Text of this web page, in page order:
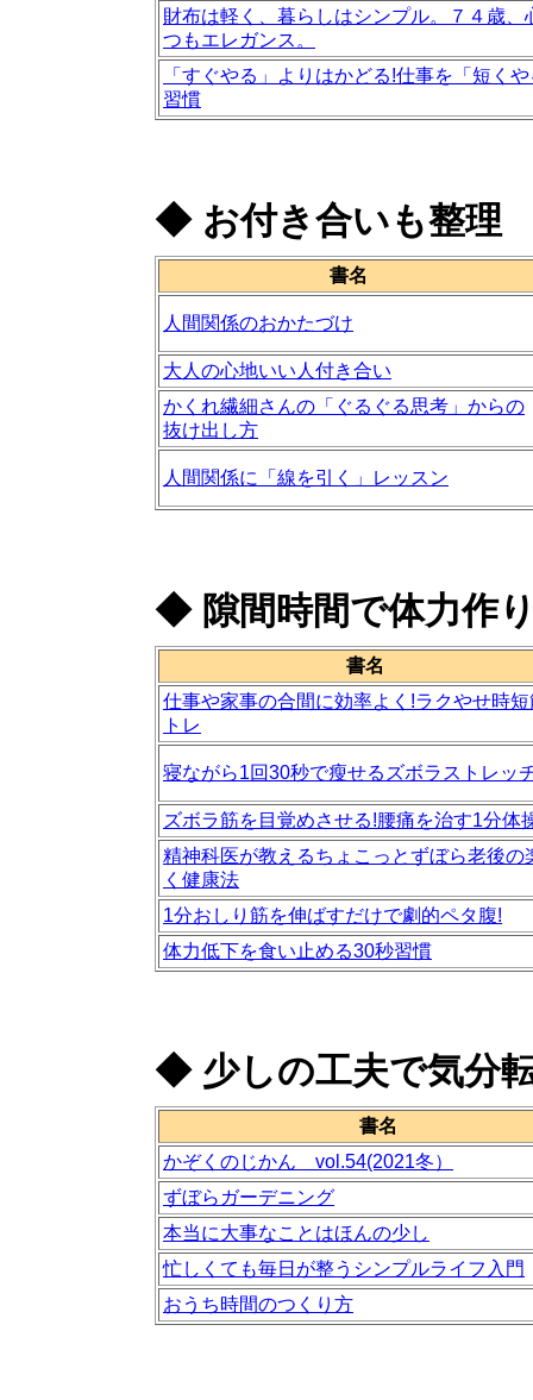
財布は軽く、暮らしはシンプル。７４歳、
つもエレガンス。
「すぐやる」よりはかどる!仕事を「短く
習慣
◆ お付き合いも整理
書名
人間関係のおかたづけ
大人の心地いい人付き合い
かくれ繊細さんの「ぐるぐる思考」からの
抜け出し方
人間関係に「線を引く」レッスン
◆ 隙間時間で体力作
書名
仕事や家事の合間に効率よく!ラクやせ時短
トレ
寝ながら1回30秒で瘦せるズボラストレッ
ズボラ筋を目覚めさせる!腰痛を治す1分体
精神科医が教えるちょこっとずぼら老後の
く健康法
1分おしり筋を伸ばすだけで劇的ペタ腹!
体力低下を食い止める30秒習慣
◆ 少しの工夫で気分
書名
かぞくのじかん vol.54(2021冬）
ずぼらガーデニング
本当に大事なことはほんの少し
忙しくても毎日が整うシンプルライフ入門
おうち時間のつくり方